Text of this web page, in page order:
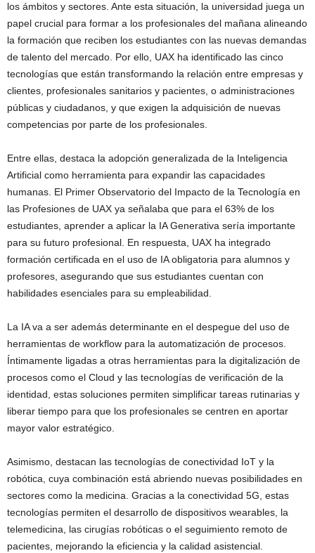
los ámbitos y sectores. Ante esta situación, la universidad juega un
papel crucial para formar a los profesionales del mañana alineando
la formación que reciben los estudiantes con las nuevas demandas
de talento del mercado. Por ello, UAX ha identificado las cinco
tecnologías que están transformando la relación entre empresas y
clientes, profesionales sanitarios y pacientes, o administraciones
públicas y ciudadanos, y que exigen la adquisición de nuevas
competencias por parte de los profesionales.
Entre ellas, destaca la adopción generalizada de la Inteligencia
Artificial como herramienta para expandir las capacidades
humanas. El Primer Observatorio del Impacto de la Tecnología en
las Profesiones de UAX ya señalaba que para el 63% de los
estudiantes, aprender a aplicar la IA Generativa sería importante
para su futuro profesional. En respuesta, UAX ha integrado
formación certificada en el uso de IA obligatoria para alumnos y
profesores, asegurando que sus estudiantes cuentan con
habilidades esenciales para su empleabilidad.
La IA va a ser además determinante en el despegue del uso de
herramientas de workflow para la automatización de procesos.
Íntimamente ligadas a otras herramientas para la digitalización de
procesos como el Cloud y las tecnologías de verificación de la
identidad, estas soluciones permiten simplificar tareas rutinarias y
liberar tiempo para que los profesionales se centren en aportar
mayor valor estratégico.
Asimismo, destacan las tecnologías de conectividad IoT y la
robótica, cuya combinación está abriendo nuevas posibilidades en
sectores como la medicina. Gracias a la conectividad 5G, estas
tecnologías permiten el desarrollo de dispositivos wearables, la
telemedicina, las cirugías robóticas o el seguimiento remoto de
pacientes, mejorando la eficiencia y la calidad asistencial.